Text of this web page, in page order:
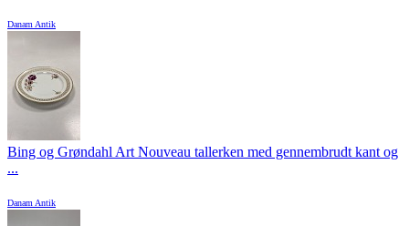
Danam Antik
Bing og Grøndahl Art Nouveau tallerken med gennembrudt kant og
...
Danam Antik